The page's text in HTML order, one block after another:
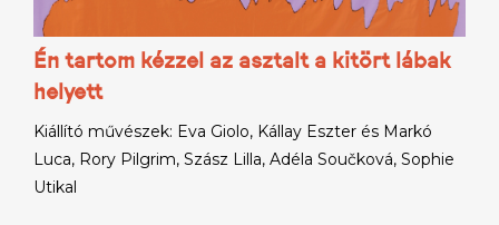
Én tartom kézzel az asztalt a kitört lábak
helyett
Kiállító művészek: Eva Giolo, Kállay Eszter és Markó
Luca, Rory Pilgrim, Szász Lilla, Adéla Součková, Sophie
Utikal